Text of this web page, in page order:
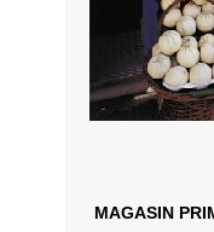
MAGASIN